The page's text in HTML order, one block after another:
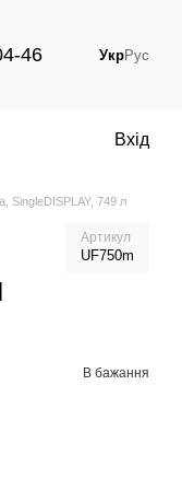
46 УкрРус
Вхід
SingleDISPLAY, 749 л
Артикул
UF750m
В бажання